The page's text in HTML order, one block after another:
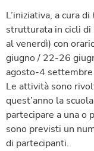
L’iniziativa, a cura di
strutturata in cicli di
al venerdì) con
giugno / 22-26
agosto-4
Le attività sono
quest’anno la
partecipare a una o
sono previsti un
di partecipanti.